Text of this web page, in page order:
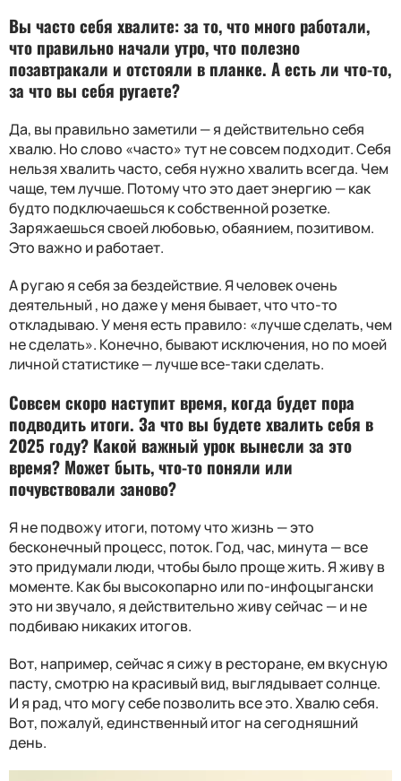
Вы часто себя хвалите: за то, что много работали,
что правильно начали утро, что полезно
позавтракали и отстояли в планке. А есть ли что-то,
за что вы себя ругаете?
Да, вы правильно заметили — я действительно себя
хвалю. Но слово «часто» тут не совсем подходит. Себя
нельзя хвалить часто, себя нужно хвалить всегда. Чем
чаще, тем лучше. Потому что это дает энергию — как
будто подключаешься к собственной розетке.
Заряжаешься своей любовью, обаянием, позитивом.
Это важно и работает.
А ругаю я себя за бездействие. Я человек очень
деятельный , но даже у меня бывает, что что-то
откладываю. У меня есть правило: «лучше сделать, чем
не сделать». Конечно, бывают исключения, но по моей
личной статистике — лучше все-таки сделать.
Совсем скоро наступит время, когда будет пора
подводить итоги. За что вы будете хвалить себя в
2025 году? Какой важный урок вынесли за это
время? Может быть, что-то поняли или
почувствовали заново?
Я не подвожу итоги, потому что жизнь — это
бесконечный процесс, поток. Год, час, минута — все
это придумали люди, чтобы было проще жить. Я живу в
моменте. Как бы высокопарно или по-инфоцыгански
это ни звучало, я действительно живу сейчас — и не
подбиваю никаких итогов.
Вот, например, сейчас я сижу в ресторане, ем вкусную
пасту, смотрю на красивый вид, выглядывает солнце.
И я рад, что могу себе позволить все это. Хвалю себя.
Вот, пожалуй, единственный итог на сегодняшний
день.